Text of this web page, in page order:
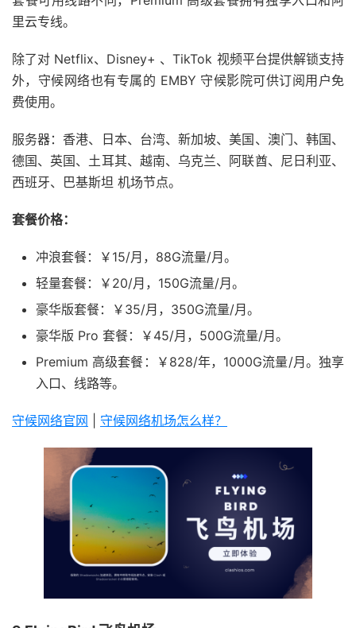
里云专线。
除了对 Netflix、Disney+ 、TikTok 视频平台提供解锁支持
外，守候网络也有专属的 EMBY 守候影院可供订阅用户免
费使用。
服务器：香港、日本、台湾、新加坡、美国、澳门、韩国、
德国、英国、土耳其、越南、乌克兰、阿联酋、尼日利亚、
西班牙、巴基斯坦 机场节点。
套餐价格：
冲浪套餐：￥15/月，88G流量/月。
轻量套餐：￥20/月，150G流量/月。
豪华版套餐：￥35/月，350G流量/月。
豪华版 Pro 套餐：￥45/月，500G流量/月。
Premium 高级套餐：￥828/年，1000G流量/月。独享
入口、线路等。
守候网络官网 守候网络机场怎么样？